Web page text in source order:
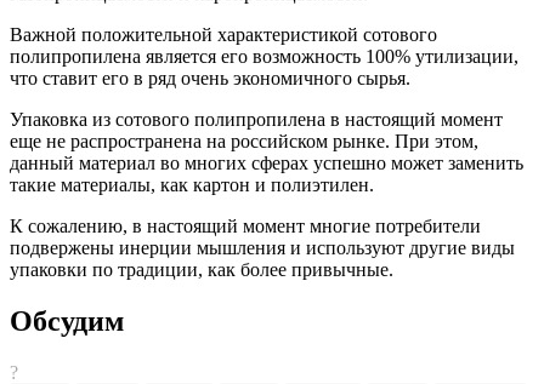
Важной положительной характеристикой сотового
полипропилена является его возможность 100% утилизации,
что ставит его в ряд очень экономичного сырья.
Упаковка из сотового полипропилена в настоящий момент
еще не распространена на российском рынке. При этом,
данный материал во многих сферах успешно может заменить
такие материалы, как картон и полиэтилен.
К сожалению, в настоящий момент многие потребители
подвержены инерции мышления и используют другие виды
упаковки по традиции, как более привычные.
Обсудим
?